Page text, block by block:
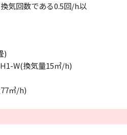
気回数である0.5回/h以
)
W(換気量15㎥/h)
㎥/h)